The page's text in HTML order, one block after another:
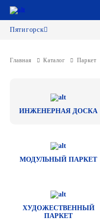
Пятигорск
Главная Каталог Паркет
ИНЖЕНЕРНАЯ ДОСКА
МОДУЛЬНЫЙ ПАРКЕТ
ХУДОЖЕСТВЕННЫЙ
ПАРКЕТ